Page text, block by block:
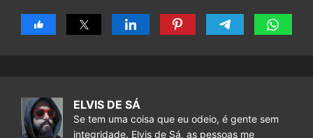
ELVIS DE SÁ
Se tem uma coisa que eu odeio, é gente sem
integridade. Elvis de Sá, as pessoas me